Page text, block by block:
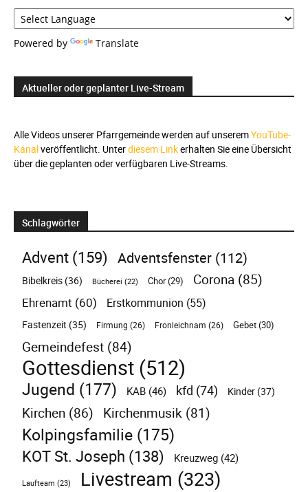
Powered by Translate
Aktueller oder geplanter Live-Stream
Alle Videos unserer Pfarrgemeinde werden auf unseremYouTube-
Kanalveröffentlicht. Unterdiesem Linkerhalten Sie eine Übersicht
über die geplanten oder verfügbaren Live-Streams.
Schlagwörter
Advent(159) Adventsfenster (112)
Bibelkreis (36) Bücherei (22) Chor(29) Corona (85)
Ehrenamt (60) Erstkommunion (55)
Fastenzeit (35) Firmung (26) Fronleichnam (26) Gebet(30)
Gemeindefest (84)
Gottesdienst (512)
Jugend (177) KAB (46) kfd (74) Kinder (37)
Kirchen (86) Kirchenmusik (81)
Kolpingsfamilie (175)
KOT St. Joseph (138) Kreuzweg (42)
Laufteam (23) Livestream (323)